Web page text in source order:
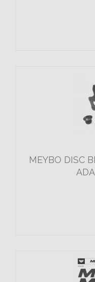
MEYBO DISC